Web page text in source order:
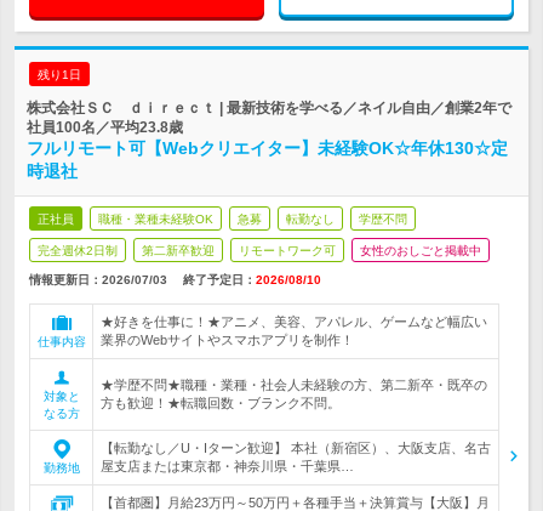
残り1日
株式会社ＳＣ ｄｉｒｅｃｔ | 最新技術を学べる／ネイル自由／創業2年で
社員100名／平均23.8歳
フルリモート可【Webクリエイター】未経験OK☆年休130☆定
時退社
正社員 職種・業種未経験OK 急募 転勤なし 学歴不問
完全週休2日制 第二新卒歓迎 リモートワーク可 女性のおしごと掲載中
情報更新日：2026/07/03 終了予定日： 2026/08/10
仕事内容
★好きを仕事に！★アニメ、美容、アパレル、ゲームなど幅広い
業界のWebサイトやスマホアプリを制作！
対象と
なる方
★学歴不問★職種・業種・社会人未経験の方、第二新卒・既卒の
方も歓迎！★転職回数・ブランク不問。
勤務地
【転勤なし／U・Iターン歓迎】 本社（新宿区）、大阪支店、名古
屋支店または東京都・神奈川県・千葉県…
【首都圏】月給23万円～50万円＋各種手当＋決算賞与【大阪】月